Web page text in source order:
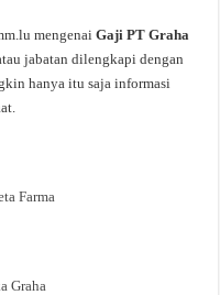
mengenaiGaji PT Graha
jabatan dilengkapi dengan
hanya itu saja informasi
Farma
Graha